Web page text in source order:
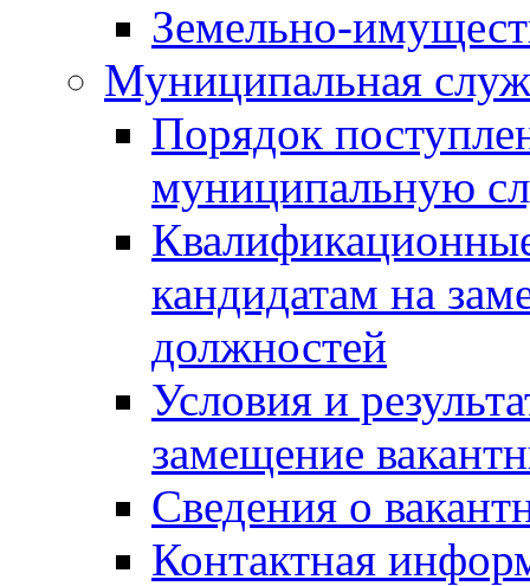
Земельно-
Муниципальная
Порядок
муниципальную
кандидатам на
должностей
Условия и
замещение
Сведения о
Контактная